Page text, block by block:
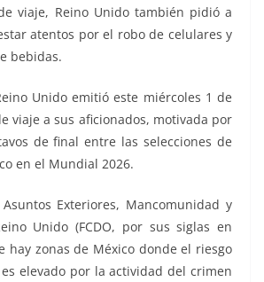
viaje, Reino Unido también pidió a
atentos por el robo de celulares y
bebidas.
Unido emitió este miércoles 1 de
viaje a sus aficionados, motivada por
de final entre las selecciones de
en el Mundial 2026.
Exteriores, Mancomunidad y
Unido (FCDO, por sus siglas en
hay zonas de México donde el riesgo
elevado por la actividad del crimen